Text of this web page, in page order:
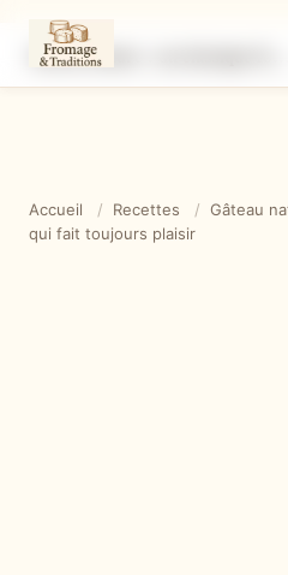
Accueil / Recettes / Gâteau
qui fait toujours plaisir